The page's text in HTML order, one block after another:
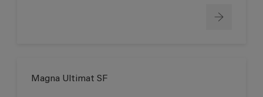
Magna Ultimat SF